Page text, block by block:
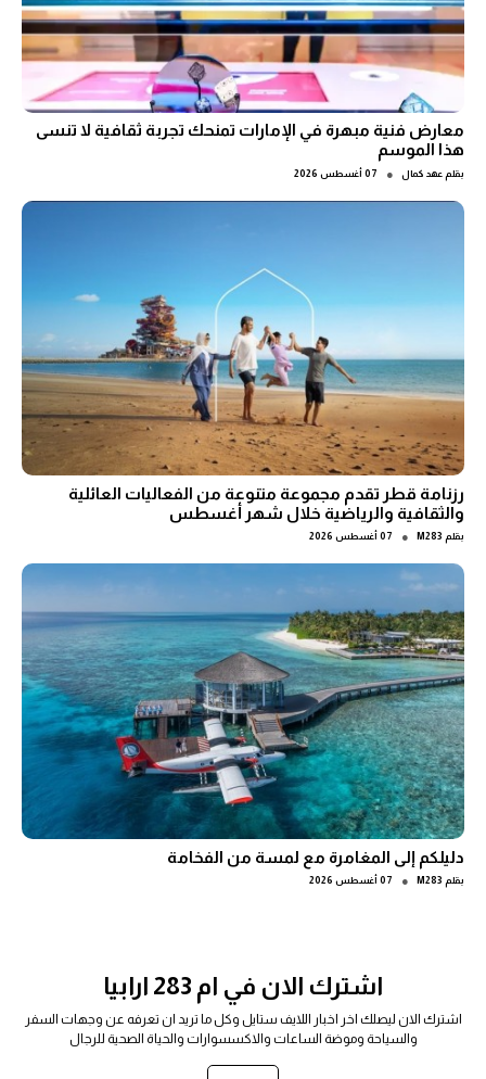
معارض فنية مبهرة في الإمارات تمنحك تجربة ثقافية لا تنسى
هذا الموسم
بقلم عهد كمال ● 07 أغسطس 2026
رزنامة قطر تقدم مجموعة متنوعة من الفعاليات العائلية
والثقافية والرياضية خلال شهر أغسطس
بقلم M283
● 07 أغسطس 2026
دليلكم إلى المغامرة مع لمسة من الفخامة
بقلم M283
● 07 أغسطس 2026
اشترك الان في ام 283 ارابيا
اشترك الان ليصلك اخر اخبار اللايف ستايل وكل ما تريد ان تعرفه عن وجهات السفر
والسياحة وموضة الساعات والاكسسوارات والحياة الصحية للرجال